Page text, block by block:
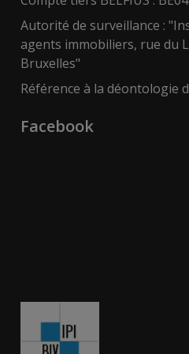
Autorité de surveillance :
agents immobiliers, rue du
Bruxelles"
Référence à la déontologie
Facebook